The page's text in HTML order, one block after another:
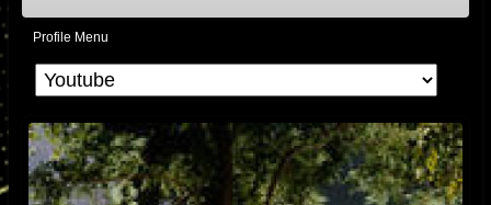
Profile Menu